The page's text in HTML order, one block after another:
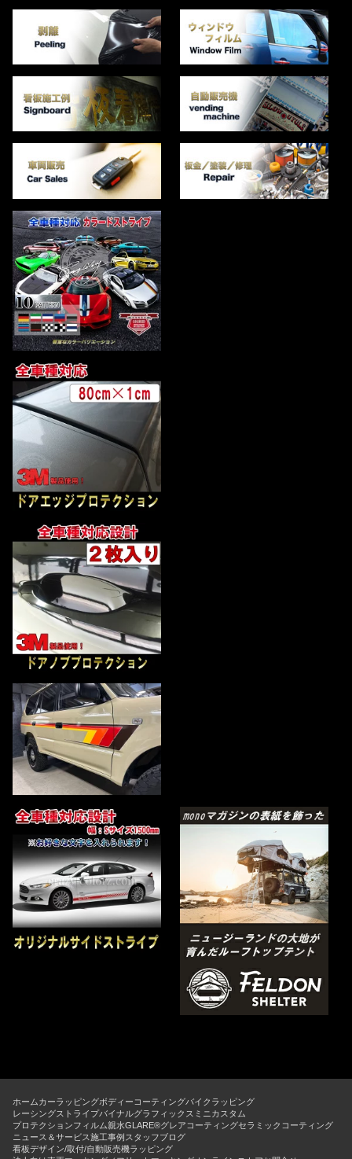
ホームカーラッピングボディーコーティングバイクラッピング
レーシングストライプバイナルグラフィックス ミニカスタム
プロテクションフィルム親水GLARE®グレアコーティングセラミックコーティング
ニュース＆サービス施工事例 スタッフブログ
看板デザイン/取付/自動販売機ラッピング